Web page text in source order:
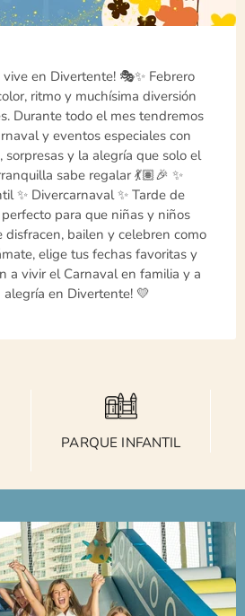
vive en Divertente! 🎭✨ Febrero
ritmo y muchísima diversión
Durante todo el mes tendremos
y eventos especiales con
sorpresas y la alegría que solo el
sabe regalar 💃🏽🎉 ✨
✨ Divercarnaval ✨ Tarde de
para que niñas y niños
disfracen, bailen y celebren como
elige tus fechas favoritas y
a vivir el Carnaval en familia y a
en Divertente! 💛
PARQUE INFANTIL